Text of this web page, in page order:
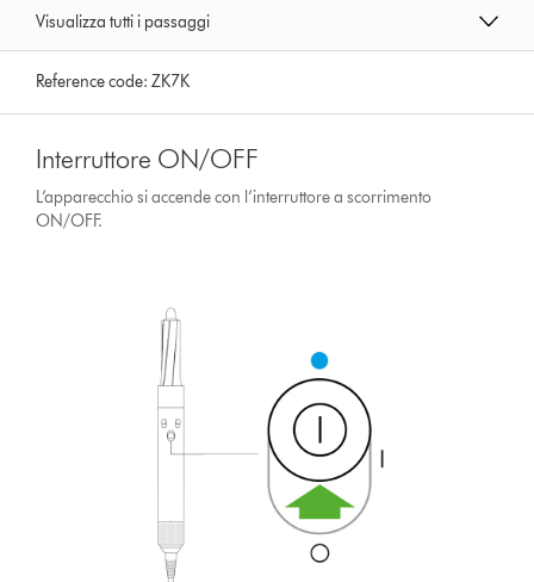
Visualizza tutti i passaggi
Reference code:ZK7K
Interruttore ON/OFF
L’apparecchio si accende con l’interruttore a scorrimento
ON/OFF.